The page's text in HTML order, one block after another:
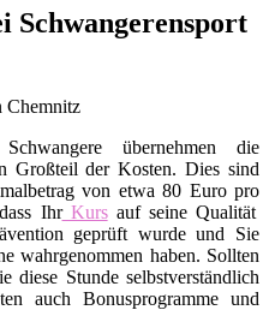
Schwangerensport
übernehmen die
Großteil der Kosten. Dies sind
von etwa 80 Euro pro
IhrKursauf seine Qualität
geprüft wurde und Sie
wahrgenommen haben. Sollten
diese Stunde selbstverständlich
auch Bonusprogramme und